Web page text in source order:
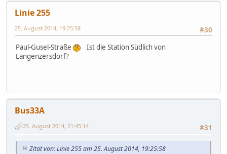
Linie 255
#30
25. August 2014, 19:25:58
Paul-Gusel-Straße
Ist die Station Südlich von
Langenzersdorf?
Bus33A
#31
25. August 2014, 21:45:14
Zitat von: Linie 255 am 25. August 2014, 19:25:58